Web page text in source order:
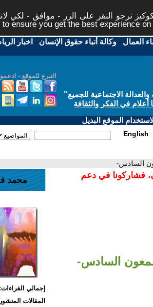
نرجو النقر على الزر - موافق - لكي
ensure you get the best experience
العمال -وكالة أنباء حقوق الإنسان - اخبار
التبرع للموقع -
الاجتماعية للجميع"
في الفكر والثقافة
الموقع البديل
English
السادس-
فشاركونا في دعم
شمعون السادس-
محمد
إجمالي القراءات:
المقالات المنشورة: